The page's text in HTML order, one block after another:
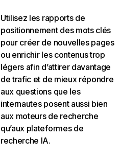
Utilisez les rapports de
positionnement des mots clés
pour créer de nouvelles pages
ou enrichir les contenus trop
légers afin d’attirer davantage
de trafic et de mieux répondre
aux questions que les
internautes posent aussi bien
aux moteurs de recherche
qu’aux plateformes de
recherche IA.